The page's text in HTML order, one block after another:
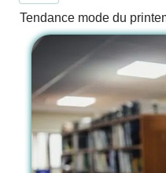
Tendance mode du